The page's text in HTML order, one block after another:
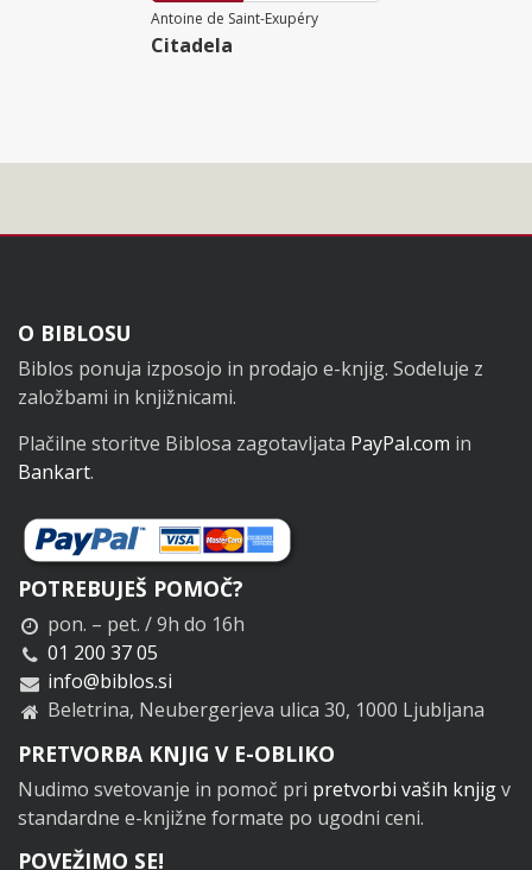
Antoine de Saint-Exupéry
Citadela
Noga
O BIBLOSU
Biblos ponuja izposojo in prodajo e-knjig. Sodeluje z
založbami in knjižnicami.
Plačilne storitve Biblosa zagotavljata PayPal.com in
Bankart.
POTREBUJEŠ POMOČ?
pon. – pet. / 9h do 16h
01 200 37 05
info@biblos.si
Beletrina, Neubergerjeva ulica 30, 1000 Ljubljana
PRETVORBA KNJIG V E-OBLIKO
Nudimo svetovanje in pomoč pri pretvorbi vaših knjigv
standardne e-knjižne formate po ugodni ceni.
POVEŽIMO SE!